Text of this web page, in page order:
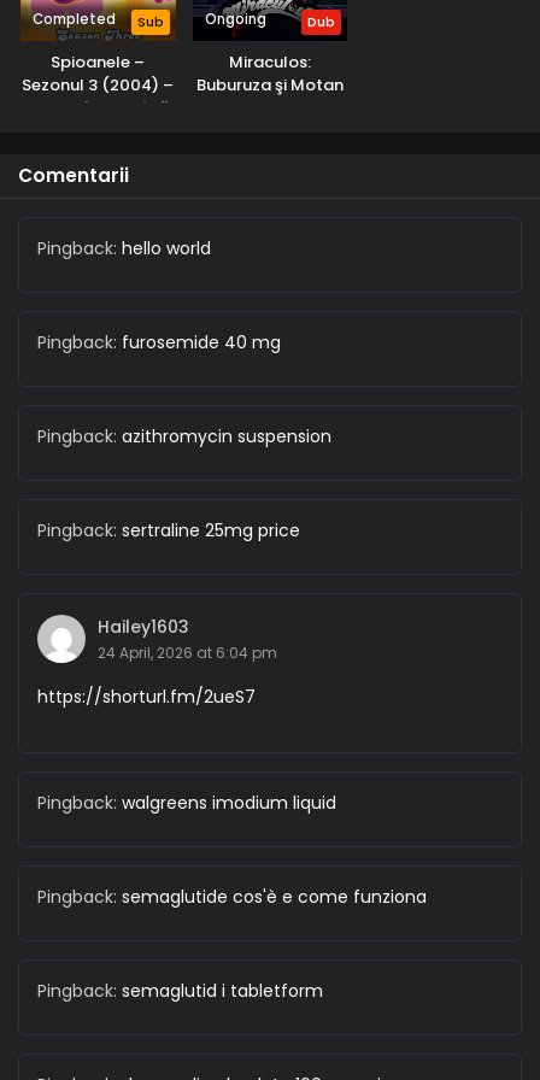
Naruto: Shippuden – Sezonul 1 Episodul 1 –
Întoarcerea acasă
Eps 1 - Întoarcerea acasă - 28 August, 2025
Completed Sub
Spioanele –
Sezonul 3 (2004) –
Dublat în Română
Ongoing Dub
Miraculos:
Buburuza şi Motan
Comentarii
Pingback: hello world
Pingback: furosemide 40 mg
Pingback: azithromycin suspension
Pingback: sertraline 25mg price
Hailey1603
24 April, 2026 at 6:04 pm
https://shorturl.fm/2ueS7
Pingback: walgreens imodium liquid
Pingback: semaglutide cos'è e come funziona
Pingback: semaglutid i tabletform